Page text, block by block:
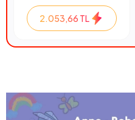
2.053,66 TL